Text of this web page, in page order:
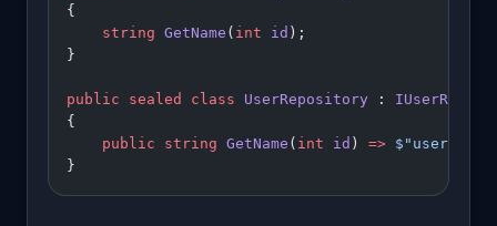
{
    string
GetName ( int id );
}
public sealed class UserRepository :
{
    public
string GetName ( int id ) => $"user-
}